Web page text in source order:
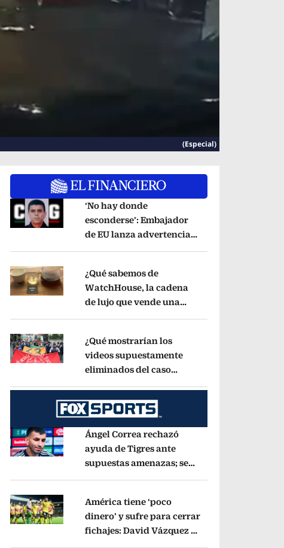
(Especial)
Opens in new window
‘No hay donde
esconderse’: Embajador
de EU lanza advertencia
Opens in new window
¿Qué sabemos de
WatchHouse, la cadena
de lujo que vende una
Opens in new window
¿Qué mostrarían los
videos supuestamente
eliminados del caso
exintegrante del GIEI
Opens in new window
Ángel Correa rechazó
ayuda de Tigres ante
supuestas amenazas; se
Opens in new window
América tiene ‘poco
dinero’ y sufre para cerrar
fichajes: David Vázquez se